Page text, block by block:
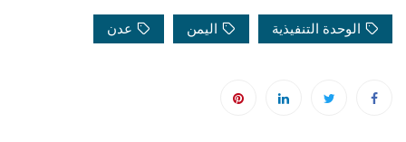
الوحدة التنفيذية اليمن عدن